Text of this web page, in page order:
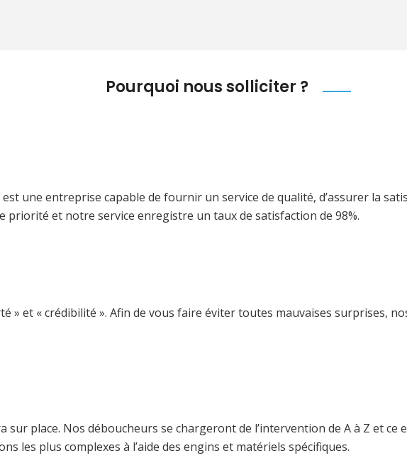
Pourquoi nous solliciter ?
une entreprise capable de fournir un service de qualité, d’assurer la
et notre service enregistre un taux de satisfaction de 98%.
» et « crédibilité ». Afin de vous faire éviter toutes mauvaises surprises,
sur place. Nos déboucheurs se chargeront de l’intervention de A à Z et
les plus complexes à l’aide des engins et matériels spécifiques.